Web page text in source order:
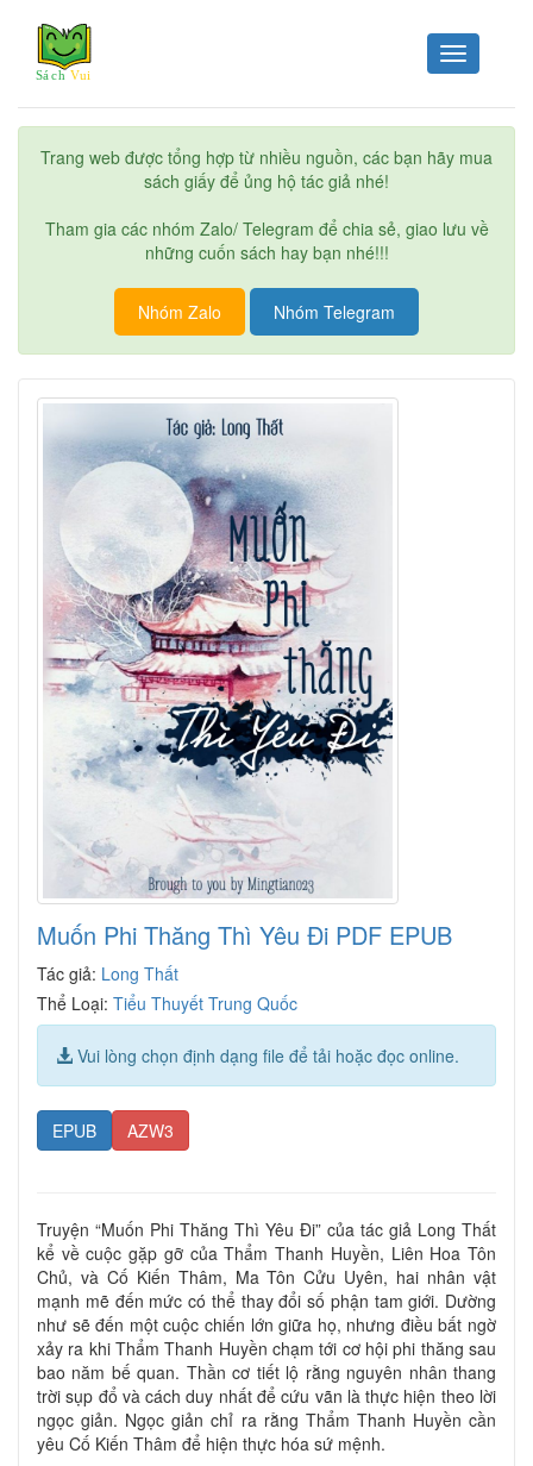
Toggle
navigation
Trang web được tổng hợp từ nhiều nguồn, các bạn hãy mua
sách giấy để ủng hộ tác giả nhé!
Tham gia các nhóm Zalo/ Telegram để chia sẻ, giao lưu về
những cuốn sách hay bạn nhé!!!
Nhóm Zalo Nhóm Telegram
Muốn Phi Thăng Thì Yêu Đi PDF EPUB
Tác giả: Long Thất
Thể Loại: Tiểu Thuyết Trung Quốc
Vui lòng chọn định dạng file để tải hoặc đọc online.
EPUB AZW3
Truyện “Muốn Phi Thăng Thì Yêu Đi” của tác giả Long Thất
kể về cuộc gặp gỡ của Thẩm Thanh Huyền, Liên Hoa Tôn
Chủ, và Cố Kiến Thâm, Ma Tôn Cửu Uyên, hai nhân vật
mạnh mẽ đến mức có thể thay đổi số phận tam giới. Dường
như sẽ đến một cuộc chiến lớn giữa họ, nhưng điều bất ngờ
xảy ra khi Thẩm Thanh Huyền chạm tới cơ hội phi thăng sau
bao năm bế quan. Thần cơ tiết lộ rằng nguyên nhân thang
trời sụp đổ và cách duy nhất để cứu vãn là thực hiện theo lời
ngọc giản. Ngọc giản chỉ ra rằng Thẩm Thanh Huyền cần
yêu Cố Kiến Thâm để hiện thực hóa sứ mệnh.